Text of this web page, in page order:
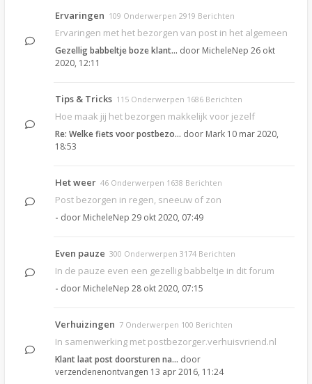
Ervaringen 109 Onderwerpen 2919 Berichten
Ervaringen met het bezorgen van post in het algemeen
Gezellig babbeltje boze klant… door MicheleNep 26 okt
2020, 12:11
Tips & Tricks 115 Onderwerpen 1686 Berichten
Hoe maak jij het bezorgen makkelijk voor jezelf
Re: Welke fiets voor postbezo… door Mark 10 mar 2020,
18:53
Het weer 46 Onderwerpen 1638 Berichten
Post bezorgen in regen, sneeuw of zon
- door MicheleNep 29 okt 2020, 07:49
Even pauze 300 Onderwerpen 3174 Berichten
In de pauze even een gezellig babbeltje in dit forum
- door MicheleNep 28 okt 2020, 07:15
Verhuizingen 7 Onderwerpen 100 Berichten
In samenwerking met postbezorger.verhuisvriend.nl
Klant laat post doorsturen na… door
verzendenenontvangen 13 apr 2016, 11:24